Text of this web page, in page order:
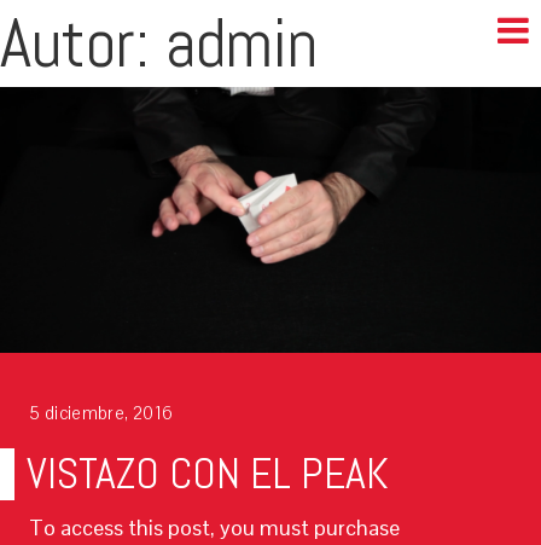
Autor: admin
5 diciembre, 2016
VISTAZO CON EL PEAK
To access this post, you must purchase